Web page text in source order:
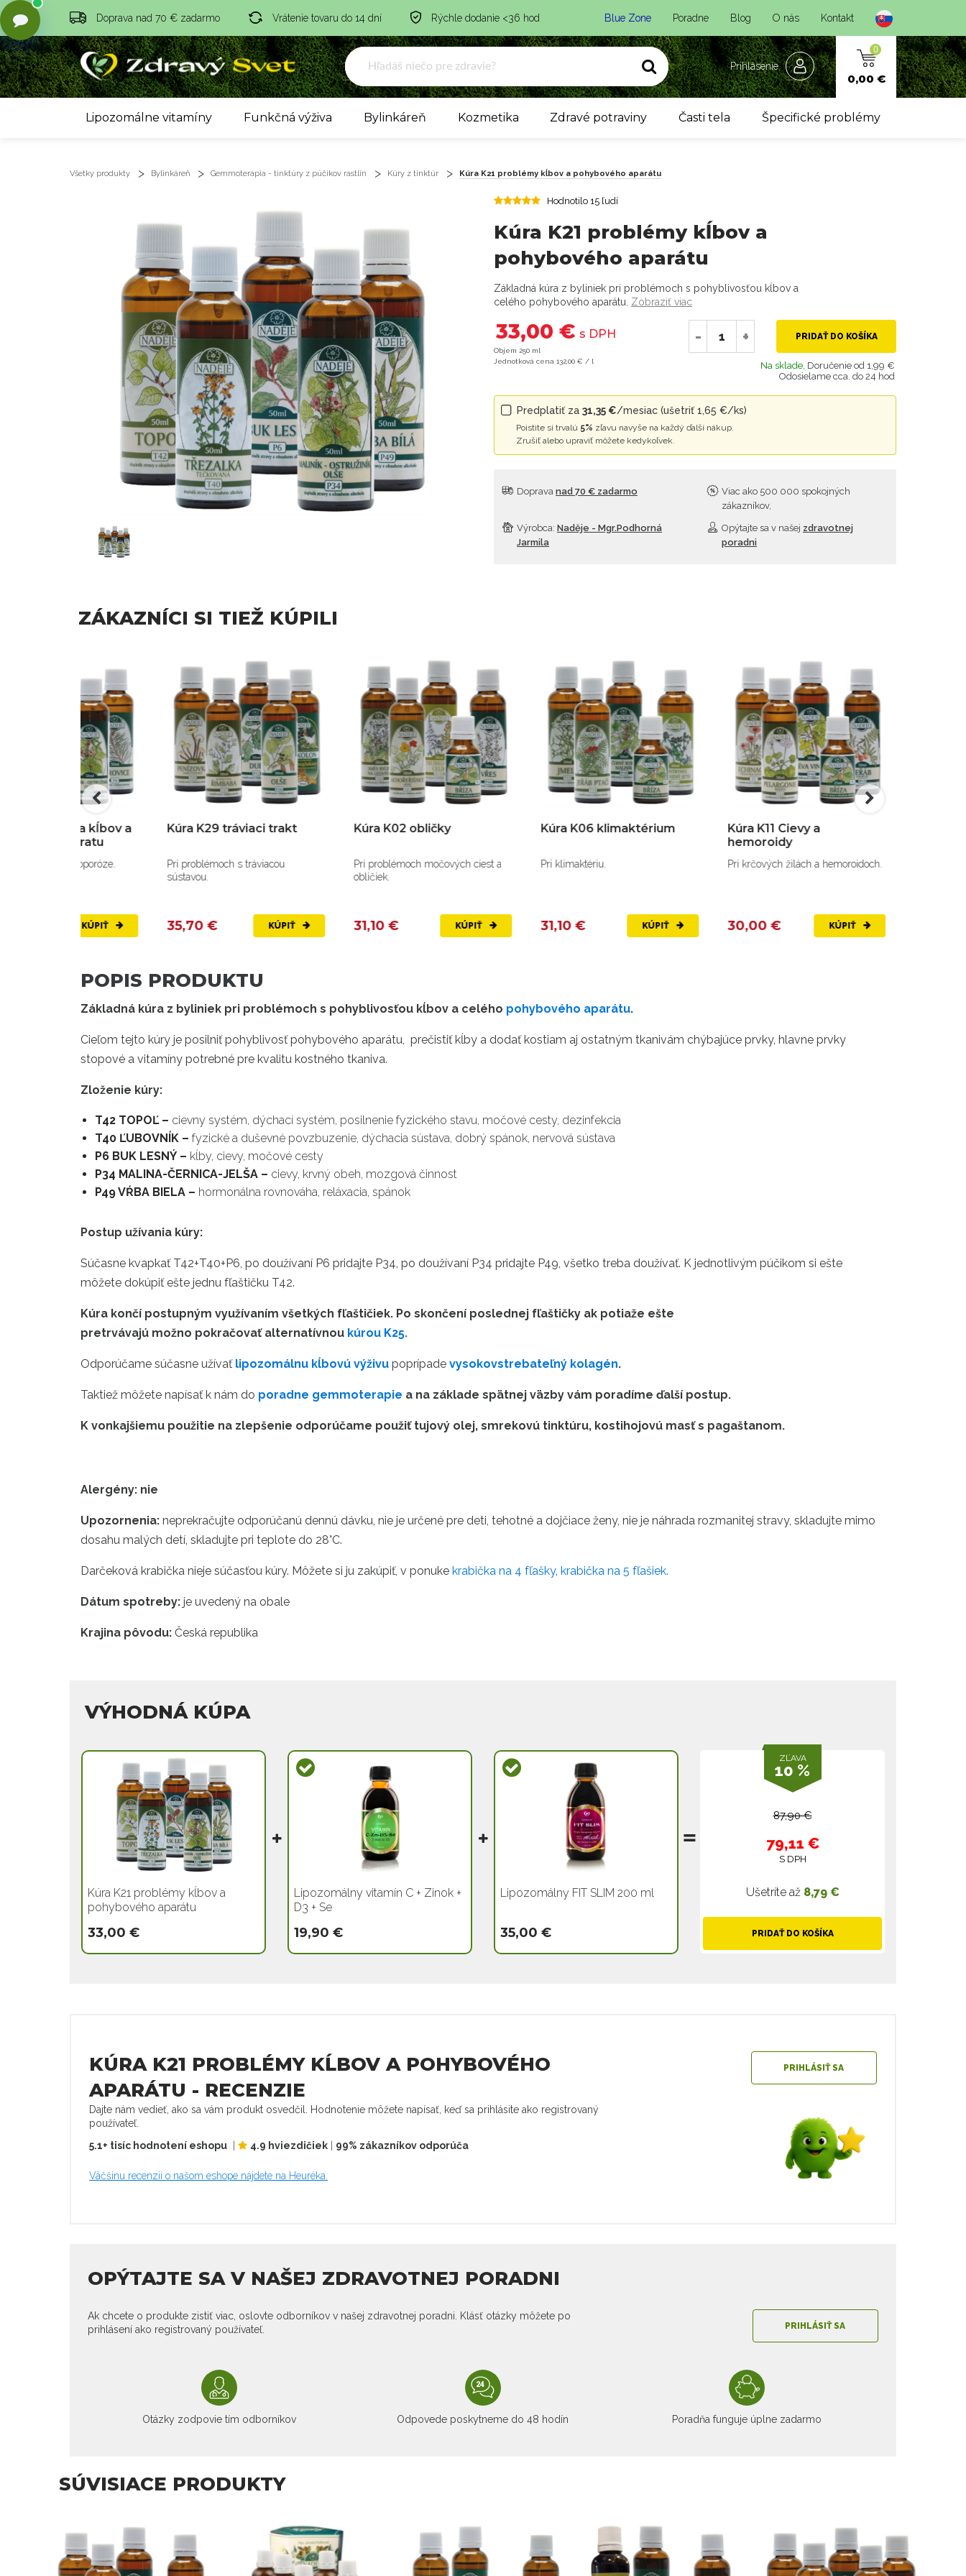
Doprava nad 70 € zadarmo Vrátenie tovaru do 14 dní Rýchle dodanie <36 hod Blue Zone Poradne Blog O nás Kontakt
0
0,00 €
Prihlásenie
Lipozomálne vitamíny Funkčná výživa Bylinkáreň Kozmetika Zdravé potraviny Časti tela Špecifické problémy
Všetky produkty Bylinkáreň Gemmoterapia - tinktúry z púčikov rastlín Kúry z tinktúr Kúra K21 problémy kĺbov a pohybového aparátu
Hodnotilo 15 ľudí
Kúra K21 problémy kĺbov a
pohybového aparátu
Základná kúra z byliniek pri problémoch s pohyblivosťou kĺbov a
celého pohybového aparátu. Zobraziť viac
33,00 € s DPH
Objem 250 ml
Jednotková cena 132,00 € / l
- + PRIDAŤ DO KOŠÍKA
Na sklade, Doručenie od 1,99 €
Odosielame cca. do 24 hod
Predplatiť za 31,35 €/mesiac (ušetriť 1,65 €/ks)
Poistite si trvalú 5% zľavu navyše na každý ďalší nákup.
Zrušiť alebo upraviť môžete kedykoľvek.
Doprava nad 70 € zadarmo
Viac ako 500 000 spokojných
zákazníkov,
Výrobca: Naděje - Mgr.Podhorná
Jarmila
Opýtajte sa v našej zdravotnej
poradni
ZÁKAZNÍCI SI TIEŽ KÚPILI
kĺbov a
Kúra K29 tráviaci trakt
Pri problémoch s tráviacou
35,70 €
Kúra K02 obličky
Pri problémoch močových ciest a
31,10 €
Kúra K06 klimaktérium
Pri klimaktériu.
31,10 €
Kúra K11 Cievy a
hemoroidy
Pri krčových žilách a hemoroidoch.
30,00 €
Kúra pri
POPIS PRODUKTU
Základná kúra z byliniek pri problémoch s pohyblivosťou kĺbov a celého pohybového aparátu.
Cieľom tejto kúry je posilniť pohyblivosť pohybového aparátu, prečistiť kĺby a dodať kostiam aj ostatným tkanivám chýbajúce prvky, hlavne prvky
stopové a vitamíny potrebné pre kvalitu kostného tkaniva.
Zloženie kúry:
T42 TOPOĽ – cievny systém, dýchací systém, posilnenie fyzického stavu, močové cesty, dezinfekcia
T40 ĽUBOVNÍK – fyzické a duševné povzbuzenie, dýchacia sústava, dobrý spánok, nervová sústava
P6 BUK LESNÝ – kĺby, cievy, močové cesty
P34 MALINA-ČERNICA-JELŠA – cievy, krvný obeh, mozgová činnost
P49 VŔBA BIELA – hormonálna rovnováha, reláxacia, spánok
Postup užívania kúry:
Súčasne kvapkať T42+T40+P6, po doužívaní P6 pridajte P34, po doužívaní P34 pridajte P49, všetko treba doužívať. K jednotlivým púčikom si ešte
môžete dokúpiť ešte jednu fľaštičku T42.
Kúra končí postupným využívaním všetkých fľaštičiek. Po skončení poslednej fľaštičky ak potiaže ešte
pretrvávajú možno pokračovať alternatívnou kúrou K25.
Odporúčame súčasne užívať lipozomálnu kĺbovú výživu poprípade vysokovstrebateľný kolagén.
Taktiež môžete napísať k nám do poradne gemmoterapie a na základe spätnej väzby vám poradíme ďalší postup.
K vonkajšiemu použitie na zlepšenie odporúčame použiť tujový olej, smrekovú tinktúru, kostihojovú masť s pagaštanom.
Alergény: nie
Upozornenia: neprekračujte odporúčanú dennú dávku, nie je určené pre deti, tehotné a dojčiace ženy, nie je náhrada rozmanitej stravy, skladujte mimo
dosahu malých detí, skladujte pri teplote do 28°C.
Darčeková krabička nieje súčasťou kúry. Môžete si ju zakúpiť, v ponuke krabička na 4 fľašky, krabička na 5 fľašiek.
Dátum spotreby: je uvedený na obale
Krajina pôvodu: Česká republika
VÝHODNÁ KÚPA
Kúra K21 problémy kĺbov a
pohybového aparátu
33,00 €
Lipozomálny vitamín C + Zinok +
D3 + Se
19,90 €
Lipozomálny FIT SLIM 200 ml
35,00 €
ZĽAVA
10 %
87,90 €
79,11 €
S DPH
Ušetríte až 8,79 €
PRIDAŤ DO KOŠÍKA
KÚRA K21 PROBLÉMY KĹBOV A POHYBOVÉHO
APARÁTU - RECENZIE
PRIHLÁSIŤ SA
Dajte nám vedieť, ako sa vám produkt osvedčil. Hodnotenie môžete napísať, keď sa prihlásite ako registrovaný
používateľ.
5.1+ tisíc hodnotení eshopu
4.9 hviezdičiek 99% zákazníkov odporúča
Väčšinu recenzií o našom eshope nájdete na Heuréka.
OPÝTAJTE SA V NAŠEJ ZDRAVOTNEJ PORADNI
Ak chcete o produkte zistiť viac, oslovte odborníkov v našej zdravotnej poradni. Klásť otázky môžete po
prihlásení ako registrovaný používateľ.
PRIHLÁSIŤ SA
Otázky zodpovie tím odborníkov Odpovede poskytneme do 48 hodín Poradňa funguje úplne zadarmo
SÚVISIACE PRODUKTY